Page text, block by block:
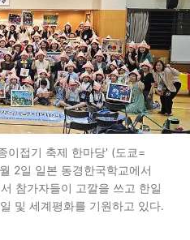
이접기 축제 한마당' (도쿄=
2일 일본 동경한국학교에서
참가자들이 고깔을 쓰고 한일
및 세계평화를 기원하고 있다.